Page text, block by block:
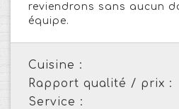
reviendrons sans aucun
équipe.
Cuisine :
Rapport qualité / prix :
Service :